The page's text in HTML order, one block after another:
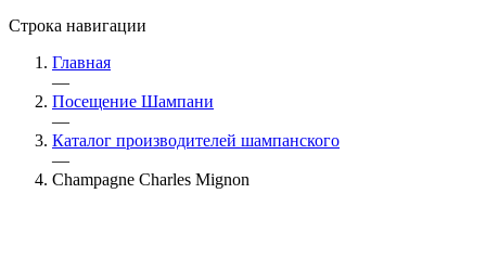
Строка навигации
Главная
—
Посещение Шампани
—
Каталог производителей шампанского
—
Champagne Charles Mignon